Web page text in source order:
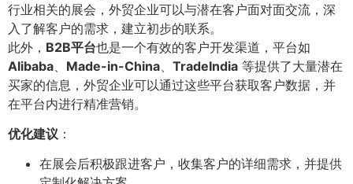
行业相关的展会，外贸企业可以与潜在客户面对面交流，深
入了解客户的需求，建立初步的联系。
此外， B2B平台也是一个有效的客户开发渠道，平台如
Alibaba
Made-in-China TradeIndia 等提供了大量潜在
买家的信息，外贸企业可以通过这些平台获取客户数据，并
在平台内进行精准营销。
优化建议 ：
在展会后积极跟进客户，收集客户的详细需求，并提供